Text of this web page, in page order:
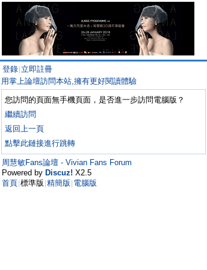
登錄 立即註冊
用掌上論壇訪問本站,擁有更好閱讀體驗
您訪問的頁面無手機頁面，是否進一步訪問電腦版？
繼續訪問
返回上一頁
點擊此鏈接進行跳轉
周慧敏Fans論壇 - Vivian Fans Forum
Powered by Discuz! X2.5
首頁 標準版 精簡版 電腦版